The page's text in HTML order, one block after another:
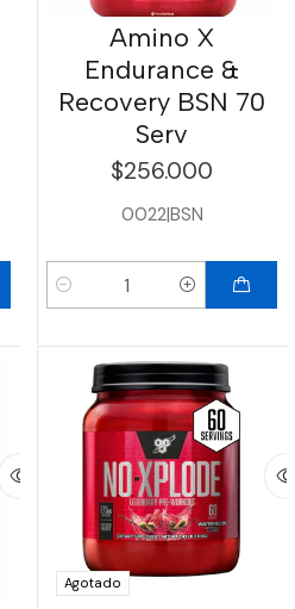
Amino X
Endurance &
Recovery BSN 70
Serv
$256.000
0022|BSN
Cantidad
Agotado